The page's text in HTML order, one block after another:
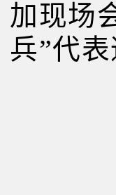
加现场
兵”代